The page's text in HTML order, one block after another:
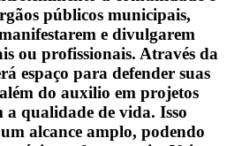
públicos municipais,
e divulgarem
ou profissionais. Através da
espaço para defender suas
do auxilio em projetos
a qualidade de vida. Isso
alcance amplo, podendo